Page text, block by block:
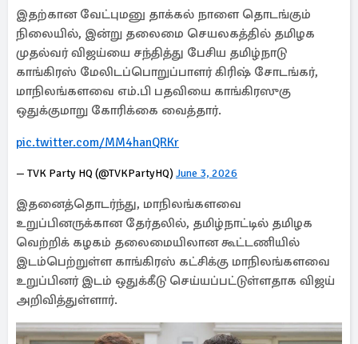
இதற்கான வேட்புமனு தாக்கல் நாளை தொடங்கும்
நிலையில், இன்று தலைமை செயலகத்தில் தமிழக
முதல்வர் விஜய்யை சந்தித்து பேசிய தமிழ்நாடு
காங்கிரஸ் மேலிடப்பொறுப்பாளர் கிரிஷ் சோடங்கர்,
மாநிலங்களவை எம்.பி பதவியை காங்கிரஸுகு
ஒதுக்குமாறு கோரிக்கை வைத்தார்.
pic.twitter.com/MM4hanQRKr
— TVK Party HQ (@TVKPartyHQ) June 3, 2026
இதனைத்தொடர்ந்து, மாநிலங்களவை
உறுப்பினருக்கான தேர்தலில், தமிழ்நாட்டில் தமிழக
வெற்றிக் கழகம் தலைமையிலான கூட்டணியில்
இடம்பெற்றுள்ள காங்கிரஸ் கட்சிக்கு மாநிலங்களவை
உறுப்பினர் இடம் ஒதுக்கீடு செய்யப்பட்டுள்ளதாக விஜய்
அறிவித்துள்ளார்.